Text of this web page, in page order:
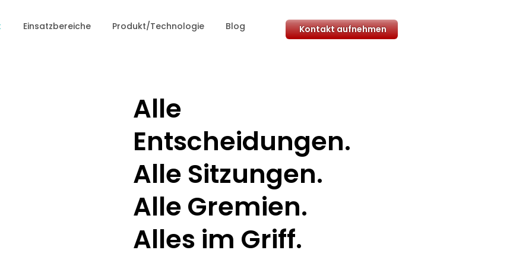
Kontakt aufnehmen
Einsatzbereiche Produkt/Technologie Blog
Alle
Entscheidungen.
Alle Sitzungen.
Alle Gremien.
Alles im Griff.